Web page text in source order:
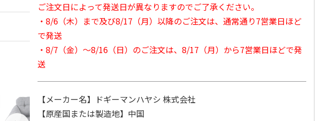
ご注文日によって発送日が異なりますのでご了承ください。
・8/6（木）まで及び8/17（月）以降のご注文は、通常通り7営業日ほど
で発送
・8/7（金）～8/16（日）のご注文は、8/17（月）から7営業日ほどで発
送
【メーカー名】ドギーマンハヤシ 株式会社
【原産国または製造地】中国